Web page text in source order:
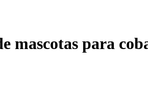
mascotas para